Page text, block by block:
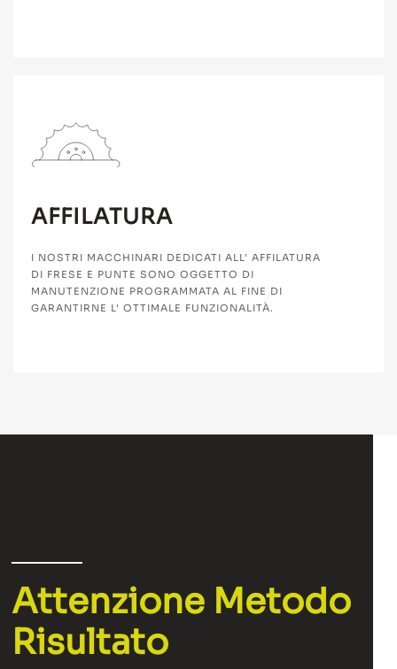
AFFILATURA
I NOSTRI MACCHINARI DEDICATI ALL' AFFILATURA
DI FRESE E PUNTE SONO OGGETTO DI
MANUTENZIONE PROGRAMMATA AL FINE DI
GARANTIRNE L' OTTIMALE FUNZIONALITÀ.
Attenzione Metodo
Risultato